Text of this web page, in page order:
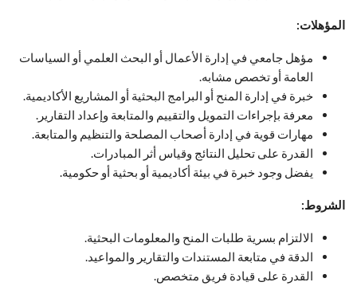
المؤهلات:
مؤهل جامعي في إدارة الأعمال أو البحث العلمي أو السياسات
العامة أو تخصص مشابه.
خبرة في إدارة المنح أو البرامج البحثية أو المشاريع الأكاديمية.
معرفة بإجراءات التمويل والتقييم والمتابعة وإعداد التقارير.
مهارات قوية في إدارة أصحاب المصلحة والتنظيم والمتابعة.
القدرة على تحليل النتائج وقياس أثر المبادرات.
يفضل وجود خبرة في بيئة أكاديمية أو بحثية أو حكومية.
الشروط:
الالتزام بسرية طلبات المنح والمعلومات البحثية.
الدقة في متابعة المستندات والتقارير والمواعيد.
القدرة على قيادة فريق متخصص.